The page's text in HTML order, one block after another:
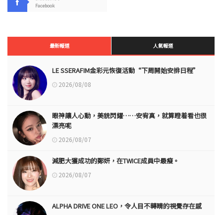
Facebook
最新報道 人氣報道
LE SSERAFIM金彩元恢復活動“下周開始安排日程”
2026/08/08
眼神讓人心動，美貌閃耀……安宥真，就算瞪着看也很
漂亮呢
2026/08/07
減肥大獲成功的鄭妍，在TWICE成員中最瘦。
2026/08/07
ALPHA DRIVE ONE LEO，令人目不轉睛的視覺存在感